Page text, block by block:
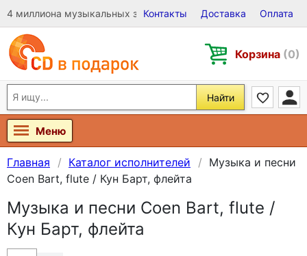
4 миллиона музыкальных записей на Виниле, CD и DVD
Контакты Доставка Оплата
Корзина (0)
Найти
Меню
Главная Каталог исполнителей
Музыка и песни
Coen Bart, flute / Кун Барт, флейта
Музыка и песни Coen Bart, flute /
Кун Барт, флейта